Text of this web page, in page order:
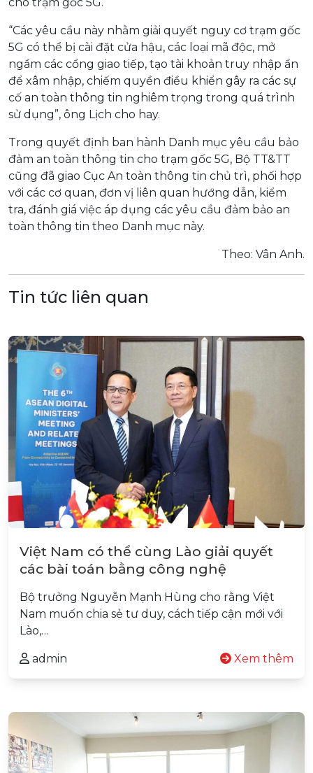
“Các yêu cầu này nhằm giải quyết nguy cơ trạm gốc
5G có thể bị cài đặt cửa hậu, các loại mã độc, mở
ngầm các cổng giao tiếp, tạo tài khoản truy nhập ẩn
để xâm nhập, chiếm quyền điều khiển gây ra các sự
cố an toàn thông tin nghiêm trọng trong quá trình
sử dụng”, ông Lịch cho hay.
Trong quyết định ban hành Danh mục yêu cầu bảo
đảm an toàn thông tin cho trạm gốc 5G, Bộ TT&TT
cũng đã giao Cục An toàn thông tin chủ trì, phối hợp
với các cơ quan, đơn vị liên quan hướng dẫn, kiểm
tra, đánh giá việc áp dụng các yêu cầu đảm bảo an
toàn thông tin theo Danh mục này.
Theo: Vân Anh.
Tin tức liên quan
Việt Nam có thể cùng Lào giải quyết
các bài toán bằng công nghệ
Bộ trưởng Nguyễn Mạnh Hùng cho rằng Việt
Nam muốn chia sẻ tư duy, cách tiếp cận mới với
Lào,…
admin Xem thêm